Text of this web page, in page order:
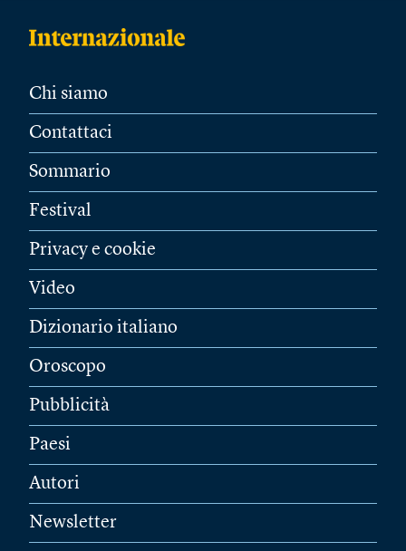
Chi siamo
Contattaci
Sommario
Festival
Privacy e cookie
Video
Dizionario italiano
Oroscopo
Pubblicità
Paesi
Autori
Newsletter